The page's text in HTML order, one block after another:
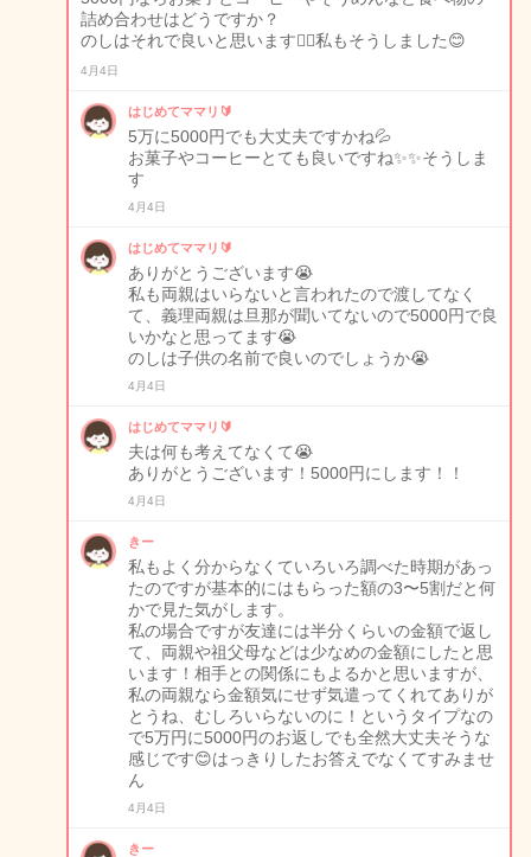
詰め合わせはどうですか？
のしはそれで良いと思います🙆‍♀️私もそうしました😊
4月4日
はじめてママリ🔰
5万に5000円でも大丈夫ですかね💦
お菓子やコーヒーとても良いですね✨✨そうしま
す
4月4日
はじめてママリ🔰
ありがとうございます😭
私も両親はいらないと言われたので渡してなく
て、義理両親は旦那が聞いてないので5000円で良
いかなと思ってます😭
のしは子供の名前で良いのでしょうか😭
4月4日
はじめてママリ🔰
夫は何も考えてなくて😭
ありがとうございます！5000円にします！！
4月4日
きー
私もよく分からなくていろいろ調べた時期があっ
たのですが基本的にはもらった額の3〜5割だと何
かで見た気がします。
私の場合ですが友達には半分くらいの金額で返し
て、両親や祖父母などは少なめの金額にしたと思
います！相手との関係にもよるかと思いますが、
私の両親なら金額気にせず気遣ってくれてありが
とうね、むしろいらないのに！というタイプなの
で5万円に5000円のお返しでも全然大丈夫そうな
感じです😊はっきりしたお答えでなくてすみませ
ん
4月4日
きー